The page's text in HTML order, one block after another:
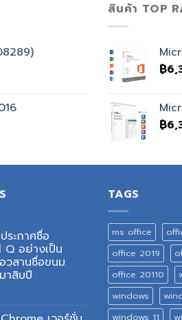
สินค้า TOP
฿
฿
ระกาศชื่อ
อย่างเป็น
วสานชื่อขนม
าสิบปี
ประกาศ
TAGS
ms office
office 2019
office 20110
windows
windows 11